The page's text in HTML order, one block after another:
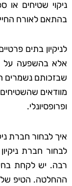
ניקוי שטיחים או
בהתאם לאורח
לניקיון בתים
אלא בהשפעה על
שבזכותם נשמרים
מוודאים
ופרופסיונלי.
איך לבחור חברת
לבחור חברת
רבה. יש לקחת
ההחלטה. הטיפ